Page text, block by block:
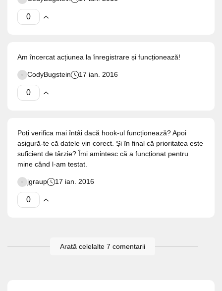
Am încercat acțiunea la înregistrare și funcționează!
CodyBugstein 17 ian. 2016
Poți verifica mai întâi dacă hook-ul funcționează? Apoi
asigură-te că datele vin corect. Și în final că prioritatea este
suficient de târzie? Îmi amintesc că a funcționat pentru
mine când l-am testat.
jgraup 17 ian. 2016
Arată celelalte 7 comentarii